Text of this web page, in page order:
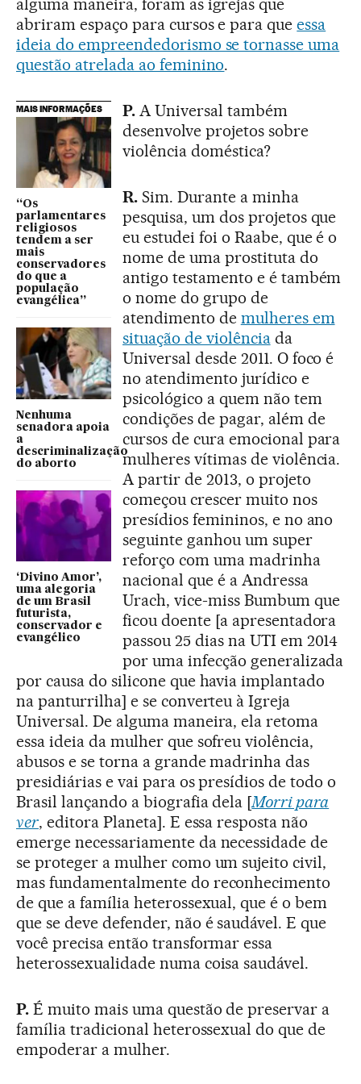
alguma maneira, foram as igrejas que
abriram espaço para cursos e para queessa
ideia do empreendedorismo se tornasse uma
questão atrelada ao feminino.
MAIS INFORMAÇÕES
“Os
parlamentares
religiosos
tendem a ser
mais
conservadores
do que a
população
evangélica”
Nenhuma
senadora apoia
a
descriminalização
do aborto
‘Divino Amor’,
uma alegoria
de um Brasil
futurista,
conservador e
evangélico
P.A Universal também
desenvolve projetos sobre
violência doméstica?
R.Sim. Durante a minha
pesquisa, um dos projetos que
eu estudei foi o Raabe, que é o
nome de uma prostituta do
antigo testamento e é também
o nome do grupo de
atendimento de mulheres em
situação de violênciada
Universal desde 2011. O foco é
no atendimento jurídico e
psicológico a quem não tem
condições de pagar, além de
cursos de cura emocional para
mulheres vítimas de violência.
A partir de 2013, o projeto
começou crescer muito nos
presídios femininos, e no ano
seguinte ganhou um super
reforço com uma madrinha
nacional que é a Andressa
Urach, vice-miss Bumbum que
ficou doente [a apresentadora
passou 25 dias na UTI em 2014
por uma infecção generalizada
por causa do silicone que havia implantado
na panturrilha] e se converteu à Igreja
Universal. De alguma maneira, ela retoma
essa ideia da mulher que sofreu violência,
abusos e se torna a grande madrinha das
presidiárias e vai para os presídios de todo o
Brasil lançando a biografia dela [Morri para
ver, editora Planeta]. E essa resposta não
emerge necessariamente da necessidade de
se proteger a mulher como um sujeito civil,
mas fundamentalmente do reconhecimento
de que a família heterossexual, que é o bem
que se deve defender, não é saudável. E que
você precisa então transformar essa
heterossexualidade numa coisa saudável.
P.É muito mais uma questão de preservar a
família tradicional heterossexual do que de
empoderar a mulher.